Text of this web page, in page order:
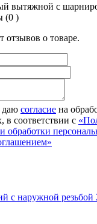
вытяжной с
(0 )
о товаре.
даю согласие на
в соответствии с
обработки
с наружной